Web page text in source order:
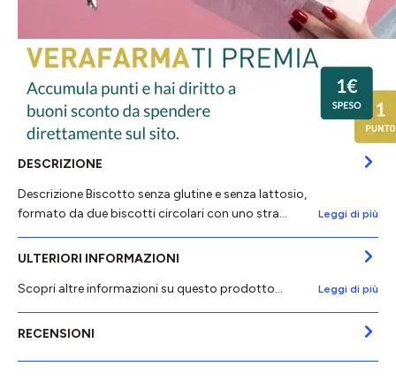
DESCRIZIONE
Descrizione Biscotto senza glutine e senza lattosio,
formato da due biscotti circolari con uno stra…
Leggi di più
ULTERIORI INFORMAZIONI
Scopri altre informazioni su questo prodotto...
Leggi di più
RECENSIONI